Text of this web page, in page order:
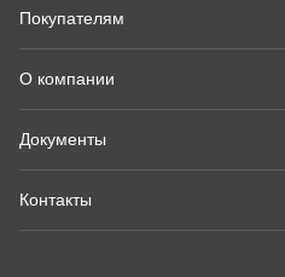
Покупателям
О компании
Документы
Контакты